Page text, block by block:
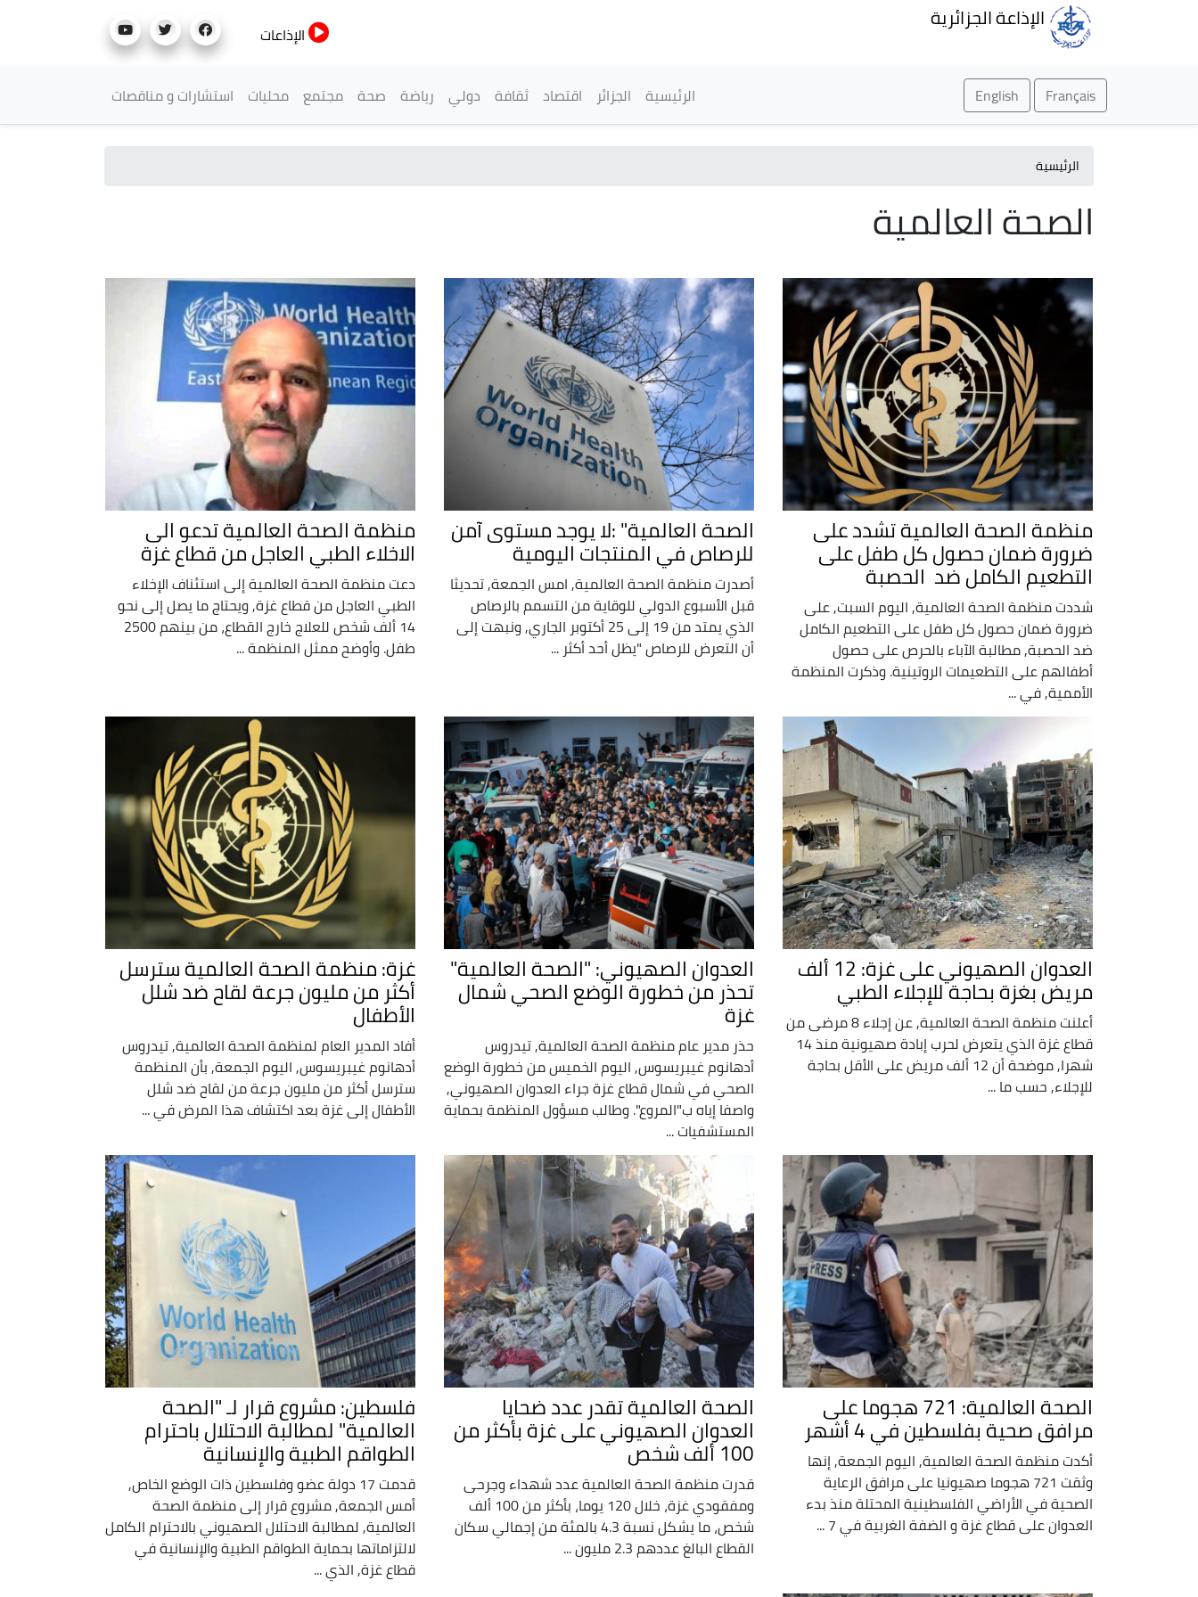
الإذاعة الجزائرية
الإذاعات
Français
English القائمة الرئيسية
الرئيسية الجزائر اقتصاد ثقافة دولي رياضة صحة مجتمع محليات استشارات و مناقصات
الرئيسية
الصحة العالمية
منظمة الصحة العالمية تشدد على
ضرورة ضمان حصول كل طفل على
التطعيم الكامل ضد الحصبة
شددت منظمة الصحة العالمية, اليوم السبت, على
ضرورة ضمان حصول كل طفل على التطعيم الكامل
ضد الحصبة, مطالبة الآباء بالحرص على حصول
أطفالهم على التطعيمات الروتينية. وذكرت المنظمة
الأممية, في ...
الصحة العالمية" :لا يوجد مستوى آمن
للرصاص في المنتجات اليومية
أصدرت منظمة الصحة العالمية, امس الجمعة, تحديثا
قبل الأسبوع الدولي للوقاية من التسمم بالرصاص
الذي يمتد من 19 إلى 25 أكتوبر الجاري, ونبهت إلى
أن التعرض للرصاص "يظل أحد أكثر ...
منظمة الصحة العالمية تدعو الى
الاخلاء الطبي العاجل من قطاع غزة
دعت منظمة الصحة العالمية إلى استئناف الإخلاء
الطبي العاجل من قطاع غزة, ويحتاج ما يصل إلى نحو
14 ألف شخص للعلاج خارج القطاع، من بينهم 2500
طفل. وأوضح ممثل المنظمة ...
العدوان الصهيوني على غزة: 12 ألف
مريض بغزة بحاجة للإجلاء الطبي
أعلنت منظمة الصحة العالمية, عن إجلاء 8 مرضى من
قطاع غزة الذي يتعرض لحرب إبادة صهيونية منذ 14
شهرا, موضحة أن 12 ألف مريض على الأقل بحاجة
للإجلاء, حسب ما ...
العدوان الصهيوني: "الصحة العالمية"
تحذر من خطورة الوضع الصحي شمال
غزة
حذر مدير عام منظمة الصحة العالمية, تيدروس
أدهانوم غيبريسوس, اليوم الخميس من خطورة الوضع
الصحي في شمال قطاع غزة جراء العدوان الصهيوني,
واصفا إياه ب"المروع". وطالب مسؤول المنظمة بحماية
المستشفيات ...
غزة: منظمة الصحة العالمية سترسل
أكثر من مليون جرعة لقاح ضد شلل
الأطفال
أفاد المدير العام لمنظمة الصحة العالمية, تيدروس
أدهانوم غيبريسوس, اليوم الجمعة, بأن المنظمة
سترسل أكثر من مليون جرعة من لقاح ضد شلل
الأطفال إلى غزة بعد اكتشاف هذا المرض في ...
الصحة العالمية: 721 هجوما على
مرافق صحية بفلسطين في 4 أشهر
أكدت منظمة الصحة العالمية, اليوم الجمعة, إنها
وثقت 721 هجوما صهيونيا على مرافق الرعاية
الصحية في الأراضي الفلسطينية المحتلة منذ بدء
العدوان على قطاع غزة و الضفة الغربية في 7 ...
الصحة العالمية تقدر عدد ضحايا
العدوان الصهيوني على غزة بأكثر من
100 ألف شخص
قدرت منظمة الصحة العالمية عدد شهداء وجرحى
ومفقودي غزة، خلال 120 يوما، بأكثر من 100 ألف
شخص، ما يشكل نسبة 4.3 بالمئة من إجمالي سكان
القطاع البالغ عددهم 2.3 مليون ...
فلسطين: مشروع قرار لـ "الصحة
العالمية" لمطالبة الاحتلال باحترام
الطواقم الطبية والإنسانية
قدمت 17 دولة عضو وفلسطين ذات الوضع الخاص,
أمس الجمعة, مشروع قرار إلى منظمة الصحة
العالمية, لمطالبة الاحتلال الصهيوني بالاحترام الكامل
لالتزاماتها بحماية الطواقم الطبية والإنسانية في
قطاع غزة, الذي ...